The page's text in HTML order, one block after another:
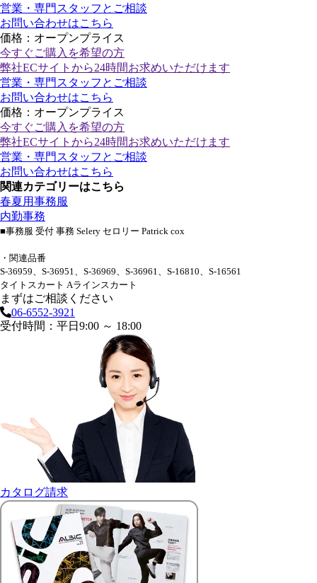
営業・専門スタッフとご相談
お問い合わせはこちら
価格：オープンプライス
今すぐご購入 を希望の方
弊社ECサイトから24時間お求めいただけます
営業・専門スタッフとご相談
お問い合わせはこちら
価格：オープンプライス
今すぐご購入 を希望の方
弊社ECサイトから24時間お求めいただけます
営業・専門スタッフとご相談
お問い合わせはこちら
関連カテゴリーはこちら
春夏用事務服
内勤事務
■事務服 受付 事務 Selery セロリー Patrick cox
・関連品番
S-36959、S-36951、S-36969、S-36961、S-16810、S-16561
タイトスカート Aラインスカート
まずはご相談ください
06-6552-3921
受付時間：平日9:00 ～ 18:00
カタログ請求